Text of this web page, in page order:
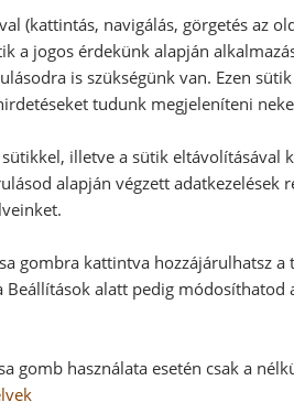
(kattintás, navigálás, görgetés az
a jogos érdekünk alapján
is szükségünk van. Ezen
tudunk megjeleníteni
illetve a sütik eltávolításával
alapján végzett adatkezelések
gombra kattintva hozzájárulhatsz
Beállítások alatt pedig
gomb használata esetén csak a